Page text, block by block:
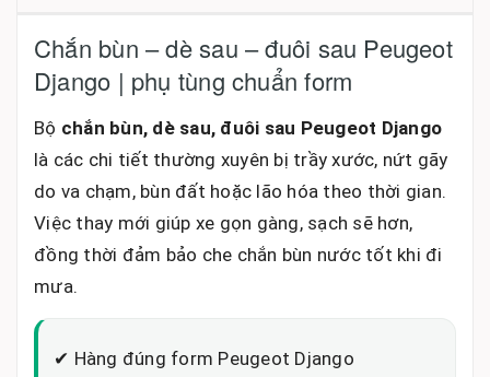
Chắn bùn – dè sau – đuôi sau Peugeot
Django | phụ tùng chuẩn form
Bộ chắn bùn, dè sau, đuôi sau Peugeot Django
là các chi tiết thường xuyên bị trầy xước, nứt gãy
do va chạm, bùn đất hoặc lão hóa theo thời gian.
Việc thay mới giúp xe gọn gàng, sạch sẽ hơn,
đồng thời đảm bảo che chắn bùn nước tốt khi đi
mưa.
✔ Hàng đúng form Peugeot Django